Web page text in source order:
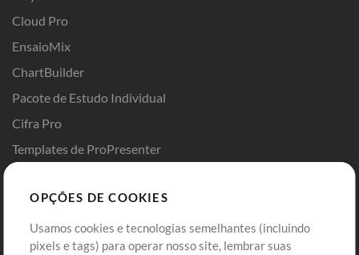
Cloud Pro
EnsaioMix
ChartBuilder
Pacote de Estudo Individual
Cifra Pro
Templates de ProPresenter
Comprar Créditos
Entre
OPÇÕES DE COOKIES
Usamos cookies e tecnologias semelhantes (incluindo
pixels e tags) para operar nosso site, lembrar suas